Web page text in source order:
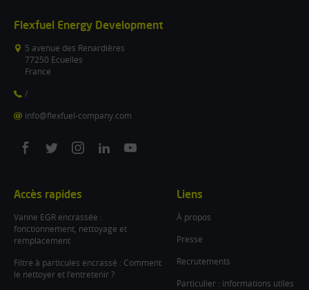
Flexfuel Energy Development
5 avenue des Renardières
77250 Ecuelles
France
/
info@flexfuel-company.com
On
On
On
On
On
Accès rapides
Vanne EGR encrassée :
fonctionnement, nettoyage et
remplacement
Filtre à particules encrassé : Comment
le nettoyer et l’entretenir ?
Liens
À propos
Presse
Recrutements
Particulier : informations utiles